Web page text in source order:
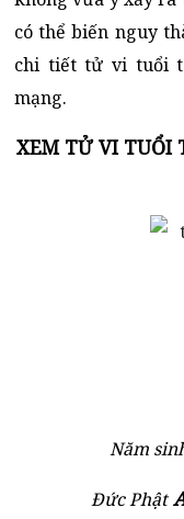
có thể biến nguy
chi tiết tử vi tuổi
mạng.
XEM TỬ VI TUỔI
Năm
Đức Phật